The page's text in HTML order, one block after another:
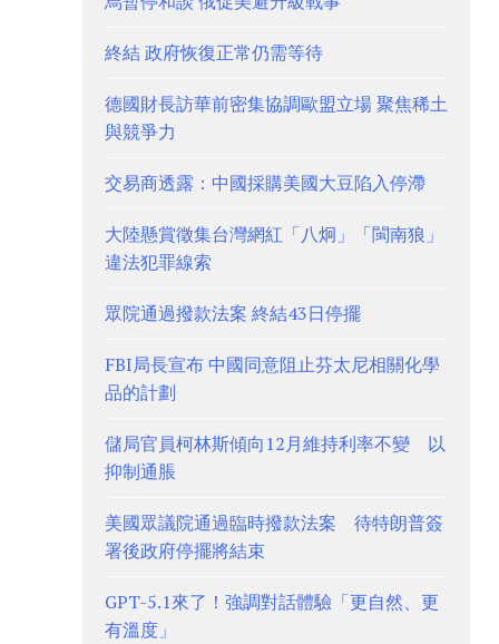
終結 政府恢復正常仍需等待
德國財長訪華前密集協調歐盟立場 聚焦稀土
與競爭力
交易商透露：中國採購美國大豆陷入停滯
大陸懸賞徵集台灣網紅「八炯」「閩南狼」
違法犯罪線索
眾院通過撥款法案 終結43日停擺
FBI局長宣布 中國同意阻止芬太尼相關化學
品的計劃
儲局官員柯林斯傾向12月維持利率不變 以
抑制通脹
美國眾議院通過臨時撥款法案 待特朗普簽
署後政府停擺將結束
GPT-5.1來了！強調對話體驗「更自然、更
有溫度」